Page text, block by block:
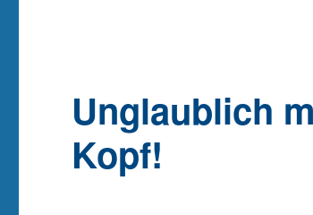
Unglaublich
Kopf!